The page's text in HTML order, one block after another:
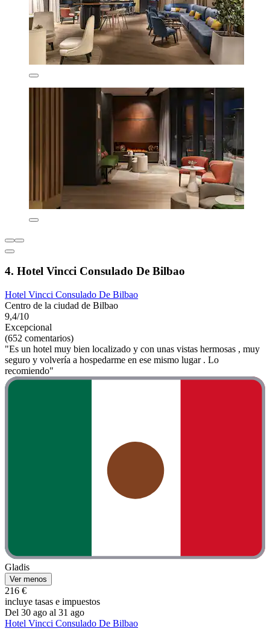
4. Hotel Vincci Consulado De Bilbao
Hotel Vincci Consulado De Bilbao
Centro de la ciudad de Bilbao
9,4/10
Excepcional
(652 comentarios)
"Es un hotel muy bien localizado y con unas vistas hermosas , muy
seguro y volvería a hospedarme en ese mismo lugar . Lo
recomiendo"
Gladis
Ver menos
216 €
incluye tasas e impuestos
Del 30 ago al 31 ago
Hotel Vincci Consulado De Bilbao